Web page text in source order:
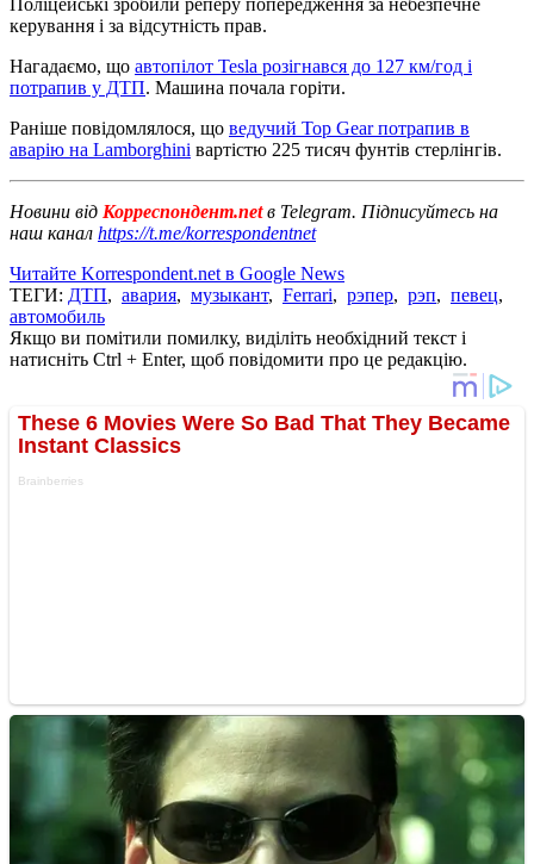
керування і за відсутність прав.
Нагадаємо, що автопілот Tesla розігнався до 127 км/год і
потрапив у ДТП. Машина почала горіти.
Раніше повідомлялося, що ведучий Top Gear потрапив в
аварію на Lamborghini вартістю 225 тисяч фунтів стерлінгів.
Новини від Корреспондент.netв Telegram. Підписуйтесь на
наш канал https://t.me/korrespondentnet
Читайте Korrespondent.net в Google News
ТЕГИ: ДТП, авария, музыкант, Ferrari, рэпер, рэп, певец,
автомобиль
Якщо ви помітили помилку, виділіть необхідний текст і
натисніть Ctrl + Enter, щоб повідомити про це редакцію.